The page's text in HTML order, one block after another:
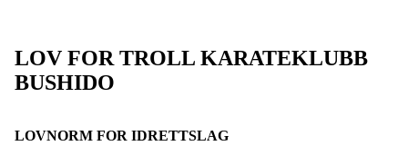
LOV FOR TROLL KARATEKLUBB
BUSHIDO
LOVNORM FOR IDRETTSLAG